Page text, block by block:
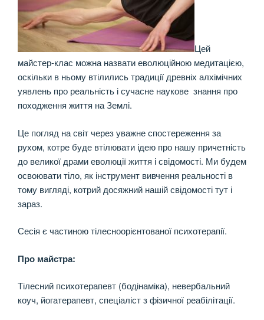
Цей
майстер-клас можна назвати еволюційною медитацією,
оскільки в ньому втілились традиції древніх алхімічних
уявлень про реальність і сучасне наукове знання про
походження життя на Землі.
Це погляд на світ через уважне спостереження за
рухом, котре буде втілювати ідею про нашу причетність
до великої драми еволюції життя і свідомості. Ми будем
освоювати тіло, як інструмент вивчення реальності в
тому вигляді, котрий досяжний нашій свідомості тут і
зараз.
Сесія є частиною тілесноорієнтованої психотерапії.
Про майстра:
Тілесний психотерапевт (бодінаміка), невербальний
коуч, йогатерапевт, спеціаліст з фізичної реабілітації.